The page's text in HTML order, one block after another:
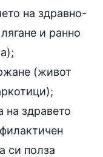
на здравно-
и ранно
(живот
);
на здравето
си полза